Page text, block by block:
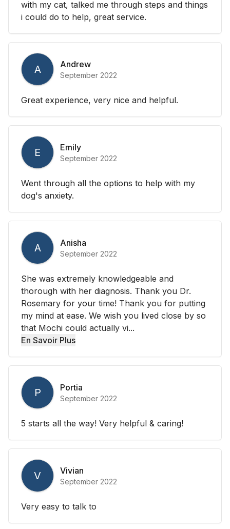
with my cat, talked me through steps and things
i could do to help, great service.
A Andrew
September 2022
Great experience, very nice and helpful.
E Emily
September 2022
Went through all the options to help with my
dog's anxiety.
A Anisha
September 2022
She was extremely knowledgeable and
thorough with her diagnosis. Thank you Dr.
Rosemary for your time! Thank you for putting
my mind at ease. We wish you lived close by so
that Mochi could actually vi...
En Savoir Plus
P Portia
September 2022
5 starts all the way! Very helpful & caring!
V Vivian
September 2022
Very easy to talk to